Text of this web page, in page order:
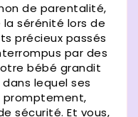
de parentalité,
sérénité lors de
précieux passés
par des
bébé grandit
lequel ses
promptement,
sécurité. Et vous,